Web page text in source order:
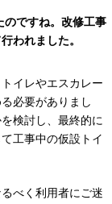
のですね。改修工事
われました。
イレやエスカレー
必要がありまし
検討し、最終的に
工事中の仮設トイ
べく利用者にご迷